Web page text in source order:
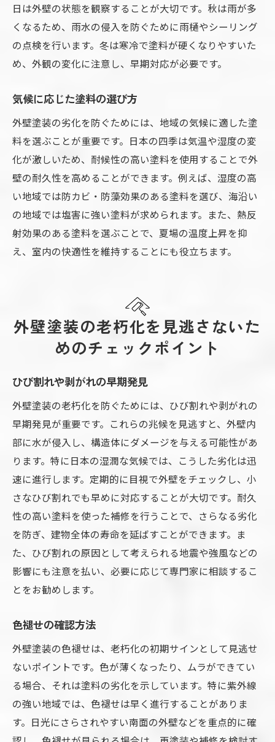
日は外壁の状態を観察することが大切です。秋は雨が多
くなるため、雨水の侵入を防ぐために雨樋やシーリング
の点検を行います。冬は寒冷で塗料が硬くなりやすいた
め、外観の変化に注意し、早期対応が必要です。
気候に応じた塗料の選び方
外壁塗装の劣化を防ぐためには、地域の気候に適した塗
料を選ぶことが重要です。日本の四季は気温や湿度の変
化が激しいため、耐候性の高い塗料を使用することで外
壁の耐久性を高めることができます。例えば、湿度の高
い地域では防カビ・防藻効果のある塗料を選び、海沿い
の地域では塩害に強い塗料が求められます。また、熱反
射効果のある塗料を選ぶことで、夏場の温度上昇を抑
え、室内の快適性を維持することにも役立ちます。
外壁塗装の老朽化を見逃さないた
めのチェックポイント
ひび割れや剥がれの早期発見
外壁塗装の老朽化を防ぐためには、ひび割れや剥がれの
早期発見が重要です。これらの兆候を見逃すと、外壁内
部に水が侵入し、構造体にダメージを与える可能性があ
ります。特に日本の湿潤な気候では、こうした劣化は迅
速に進行します。定期的に目視で外壁をチェックし、小
さなひび割れでも早めに対応することが大切です。耐久
性の高い塗料を使った補修を行うことで、さらなる劣化
を防ぎ、建物全体の寿命を延ばすことができます。ま
た、ひび割れの原因として考えられる地震や強風などの
影響にも注意を払い、必要に応じて専門家に相談するこ
とをお勧めします。
色褪せの確認方法
外壁塗装の色褪せは、老朽化の初期サインとして見逃せ
ないポイントです。色が薄くなったり、ムラができてい
る場合、それは塗料の劣化を示しています。特に紫外線
の強い地域では、色褪せは早く進行することがありま
す。日光にさらされやすい南面の外壁などを重点的に確